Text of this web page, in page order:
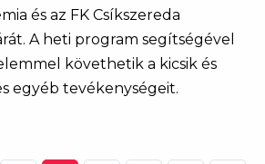
és az FK Csíkszereda
A heti program segítségével
követhetik a kicsik és
egyéb tevékenységeit.